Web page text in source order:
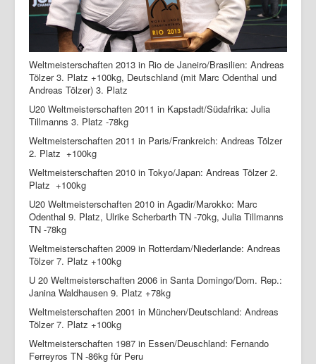
Weltmeisterschaften 2013 in Rio de Janeiro/Brasilien: Andreas
Tölzer 3. Platz +100kg, Deutschland (mit Marc Odenthal und
Andreas Tölzer) 3. Platz
U20 Weltmeisterschaften 2011 in Kapstadt/Südafrika: Julia
Tillmanns 3. Platz -78kg
Weltmeisterschaften 2011 in Paris/Frankreich: Andreas Tölzer
2. Platz +100kg
Weltmeisterschaften 2010 in Tokyo/Japan: Andreas Tölzer 2.
Platz +100kg
U20 Weltmeisterschaften 2010 in Agadir/Marokko: Marc
Odenthal 9. Platz, Ulrike Scherbarth TN -70kg, Julia Tillmanns
TN -78kg
Weltmeisterschaften 2009 in Rotterdam/Niederlande: Andreas
Tölzer 7. Platz +100kg
U 20 Weltmeisterschaften 2006 in Santa Domingo/Dom. Rep.:
Janina Waldhausen 9. Platz +78kg
Weltmeisterschaften 2001 in München/Deutschland: Andreas
Tölzer 7. Platz +100kg
Weltmeisterschaften 1987 in Essen/Deuschland: Fernando
Ferreyros TN -86kg für Peru